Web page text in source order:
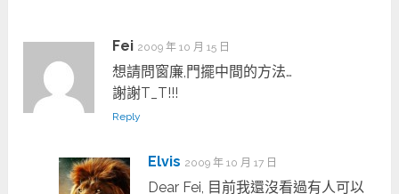
Fei 2009 年 10 月 15 日
想請問窗廉,門擺中間的方法…
謝謝T_T!!!
Reply
Elvis 2009 年 10 月 17 日
Dear Fei, 目前我還沒看過有人可以